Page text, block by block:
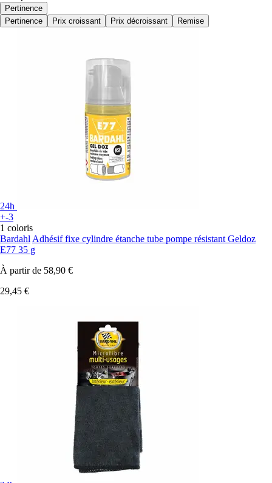
Pertinence
Pertinence
Prix croissant Prix décroissant Remise
24h
+-3
1 coloris
Bardahl Adhésif fixe cylindre étanche tube pompe résistant Geldoz
E77 35 g
À partir de 58,90 €
29,45 €